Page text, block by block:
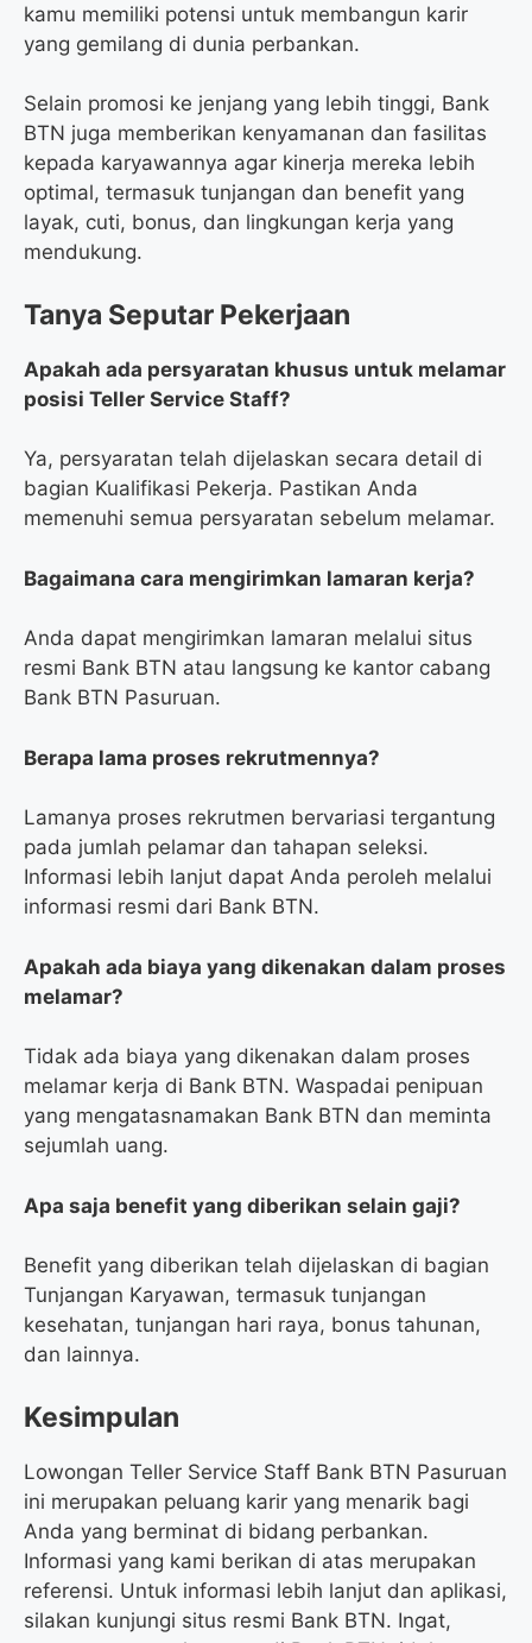
kamu memiliki potensi untuk membangun karir
yang gemilang di dunia perbankan.
Selain promosi ke jenjang yang lebih tinggi, Bank
BTN juga memberikan kenyamanan dan fasilitas
kepada karyawannya agar kinerja mereka lebih
optimal, termasuk tunjangan dan benefit yang
layak, cuti, bonus, dan lingkungan kerja yang
mendukung.
Tanya Seputar Pekerjaan
Apakah ada persyaratan khusus untuk melamar
posisi Teller Service Staff?
Ya, persyaratan telah dijelaskan secara detail di
bagian Kualifikasi Pekerja. Pastikan Anda
memenuhi semua persyaratan sebelum melamar.
Bagaimana cara mengirimkan lamaran kerja?
Anda dapat mengirimkan lamaran melalui situs
resmi Bank BTN atau langsung ke kantor cabang
Bank BTN Pasuruan.
Berapa lama proses rekrutmennya?
Lamanya proses rekrutmen bervariasi tergantung
pada jumlah pelamar dan tahapan seleksi.
Informasi lebih lanjut dapat Anda peroleh melalui
informasi resmi dari Bank BTN.
Apakah ada biaya yang dikenakan dalam proses
melamar?
Tidak ada biaya yang dikenakan dalam proses
melamar kerja di Bank BTN. Waspadai penipuan
yang mengatasnamakan Bank BTN dan meminta
sejumlah uang.
Apa saja benefit yang diberikan selain gaji?
Benefit yang diberikan telah dijelaskan di bagian
Tunjangan Karyawan, termasuk tunjangan
kesehatan, tunjangan hari raya, bonus tahunan,
dan lainnya.
Kesimpulan
Lowongan Teller Service Staff Bank BTN Pasuruan
ini merupakan peluang karir yang menarik bagi
Anda yang berminat di bidang perbankan.
Informasi yang kami berikan di atas merupakan
referensi. Untuk informasi lebih lanjut dan aplikasi,
silakan kunjungi situs resmi Bank BTN. Ingat,